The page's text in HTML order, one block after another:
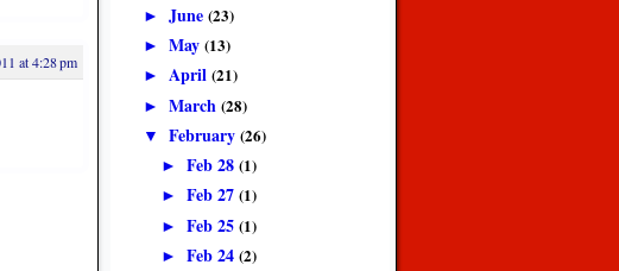
at 4:28 pm
► June (23)
► May (13)
► April (21)
► March (28)
▼ February (26)
►Feb 28(1)
►Feb 27(1)
►Feb 25(1)
►Feb 24(2)